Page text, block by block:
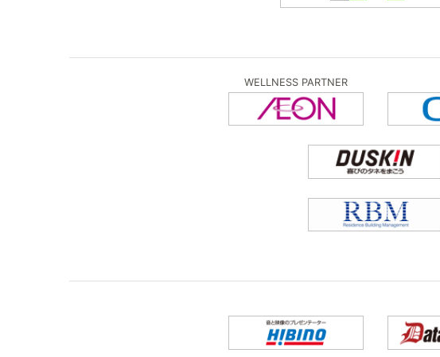
WELLNESS PARTNER